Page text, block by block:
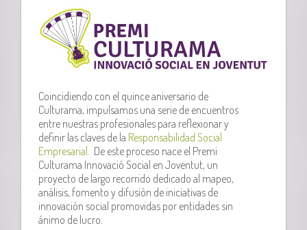
Coincidiendo con el quince aniversario de
Culturama, impulsamos una serie de encuentros
entre nuestras profesionales para reflexionar y
definir las claves de la Responsabilidad Social
Empresarial. De este proceso nace el Premi
Culturama Innovació Social en Joventut, un
proyecto de largo recorrido dedicado al mapeo,
análisis, fomento y difusión de iniciativas de
innovación social promovidas por entidades sin
ánimo de lucro.